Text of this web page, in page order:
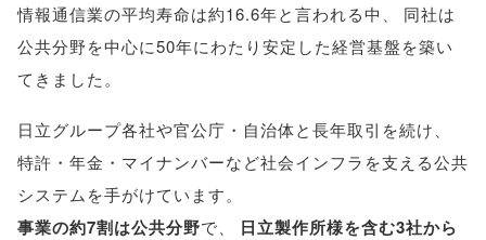
情報通信業の平均寿命は約16.6年と言われる中
同社は
公共分野を中心に50年にわたり安定した経営基盤を築い
てきました 。
日立グループ各社や官公庁・自治体と長年取引を続け
特許・年金・マイナンバーなど社会インフラを支える公共
システムを手がけています。
事業の約7割は公共分野で
日立製作所様を含む3社から